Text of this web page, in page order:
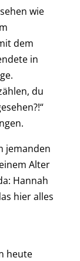
wie
dem
in
du
jemanden
Alter
Hannah
hier alles
heute